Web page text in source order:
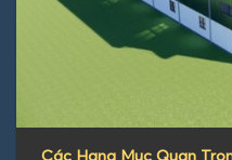
Các Hạng Mục Quan